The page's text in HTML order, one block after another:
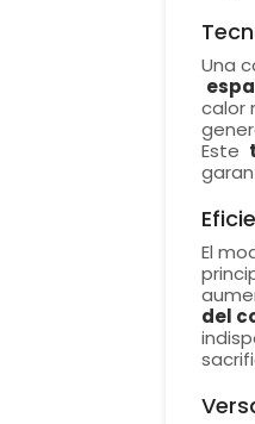
Una
calor
Este
El
del